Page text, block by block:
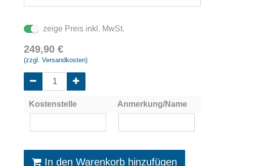
zeige Preis inkl. MwSt.
249,90 €
(zzgl. Versandkosten)
Kostenstelle Anmerkung/Name
In den Warenkorb hinzufügen